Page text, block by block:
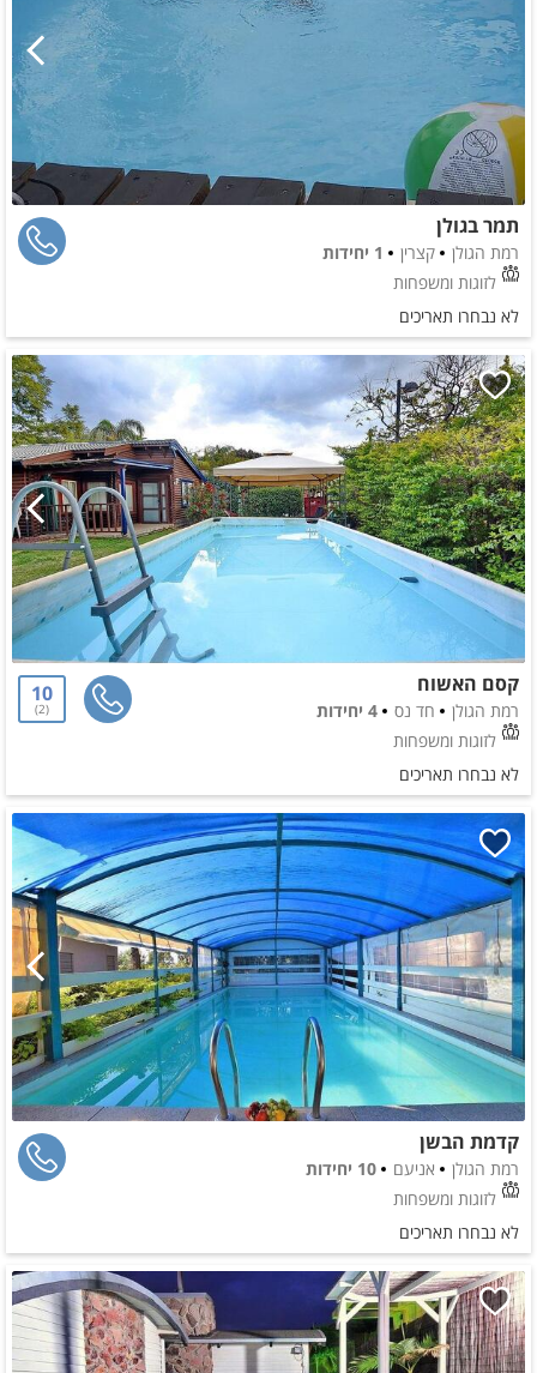
תמר בגולן
רמת הגולן קצרין
1 יחידות
לזוגות ומשפחות
לא נבחרו תאריכים
קסם האשוח
רמת הגולן חד נס
4 יחידות
לזוגות ומשפחות
10
2
לא נבחרו תאריכים
קדמת הבשן
רמת הגולן אניעם
10 יחידות
לזוגות ומשפחות
לא נבחרו תאריכים